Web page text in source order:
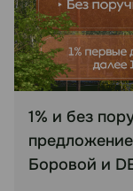
1% и без
Боровой и